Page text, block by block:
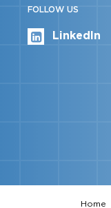
FOLLOW US
LinkedIn
Home